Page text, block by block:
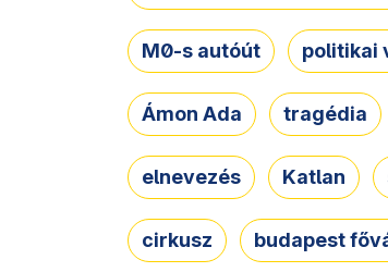
M0-s autóút politikai
Ámon Ada tragédia
elnevezés Katlan
cirkusz budapest